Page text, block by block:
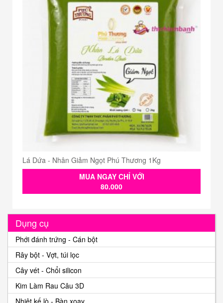
Lá Dứa - Nhân Giảm Ngọt Phú Thương 1Kg
MUA NGAY CHỈ VỚI
80.000
Dụng cụ
Phới đánh trứng - Cán bột
Rây bột - Vợt, túi lọc
Cây vét - Chổi silicon
Kim Làm Rau Câu 3D
Nhiệt kế lò - Bàn xoay